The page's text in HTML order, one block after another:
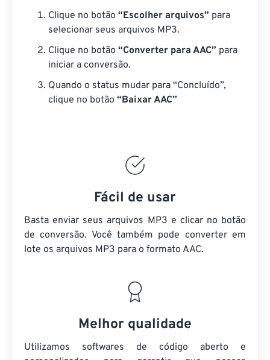
Clique no botão “Escolher arquivos” para
selecionar seus arquivos MP3.
Clique no botão “Converter para AAC” para
iniciar a conversão.
Quando o status mudar para “Concluído”,
clique no botão “Baixar AAC”
Fácil de usar
Basta enviar seus arquivos MP3 e clicar no botão
de conversão. Você também pode converter em
lote os arquivos MP3 para o formato AAC.
Melhor qualidade
Utilizamos softwares de código aberto e